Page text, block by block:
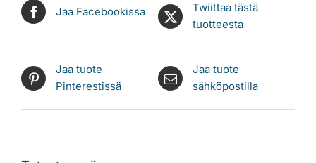
Jaa Facebookissa
Twiittaa tästä
tuotteesta
Jaa tuote
Pinterestissä
Jaa tuote
sähköpostilla